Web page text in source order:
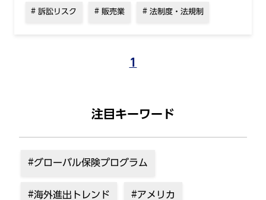
訴訟リスク 販売業 法制度・法規制
1
注目キーワード
グローバル保険プログラム
海外進出トレンド アメリカ